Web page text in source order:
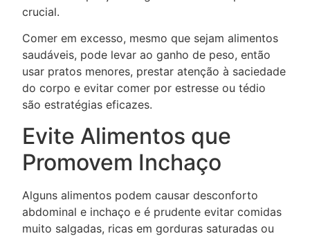
crucial.
Comer em excesso, mesmo que sejam alimentos
saudáveis, pode levar ao ganho de peso, então
usar pratos menores, prestar atenção à saciedade
do corpo e evitar comer por estresse ou tédio
são estratégias eficazes.
Evite Alimentos que
Promovem Inchaço
Alguns alimentos podem causar desconforto
abdominal e inchaço e é prudente evitar comidas
muito salgadas, ricas em gorduras saturadas ou